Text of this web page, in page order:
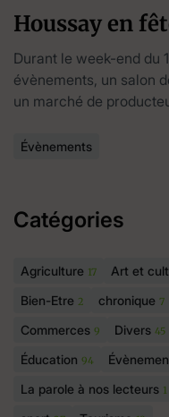
Houssay en
Durant le week-end du
évènements, un salon
un marché de
Évènements
Catégories
Agriculture 17 Art et
Bien-Etre 2 chronique 7
Commerces 9 Divers 45
Éducation 94
La parole à nos lecteurs 1